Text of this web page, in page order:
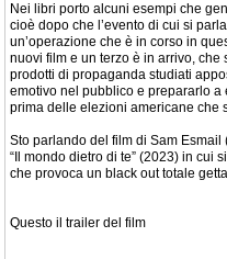
Nei libri porto alcuni esempi che
cioè dopo che l’evento di cui si
un’operazione che è in corso in
nuovi film e un terzo è in arrivo, che
prodotti di propaganda studiati
emotivo nel pubblico e prepararlo
prima delle elezioni americane che
Sto parlando del film di Sam
“Il mondo dietro di te” (2023) in cui
che provoca un black out totale
Questo il trailer del film